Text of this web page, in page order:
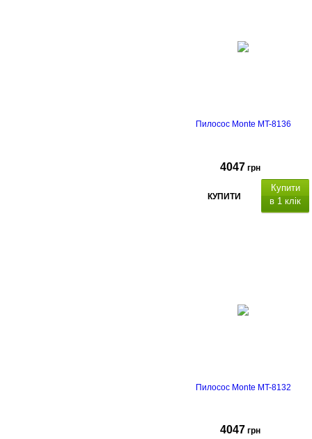
Пилосос Monte MT-8136
4047 грн
КУПИТИ
Купити
в 1 клік
Пилосос Monte MT-8132
4047 грн